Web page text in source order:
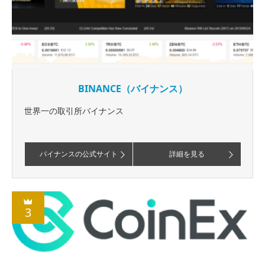
BINANCE（バイナンス）
世界一の取引所バイナンス
バイナンスの公式サイト 詳細を見る
3